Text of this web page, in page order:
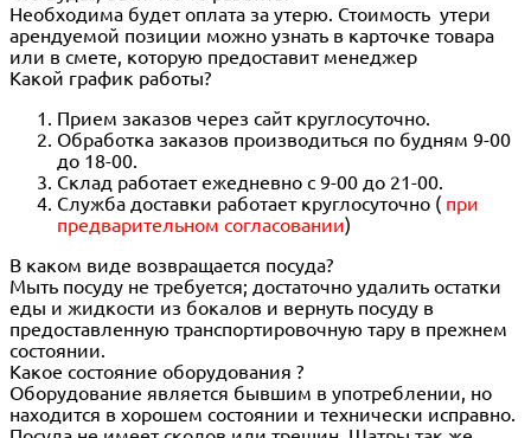
Необходима будет оплата за утерю. Стоимость утери
арендуемой позиции можно узнать в карточке товара
или в смете, которую предоставит менеджер
Какой график работы?
Прием заказов через сайт круглосуточно.
Обработка заказов производиться по будням 9-00
до 18-00.
Склад работает ежедневно с 9-00 до 21-00.
Служба доставки работает круглосуточно ( при
предварительном согласовании)
В каком виде возвращается посуда?
Мыть посуду не требуется; достаточно удалить остатки
еды и жидкости из бокалов и вернуть посуду в
предоставленную транспортировочную тару в прежнем
состоянии.
Какое состояние оборудования ?
Оборудование является бывшим в употреблении, но
находится в хорошем состоянии и технически исправно.